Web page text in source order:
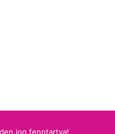
jog fenntartva!